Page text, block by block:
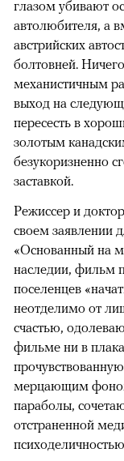
глазом убивают
автолюбителя, а
австрийских
болтовней.
механистичным
выход на
пересесть в
золотым
безукоризненно
заставкой.
Режиссер и
своем заявлении
«Основанный на
наследии, фильм
поселенцев
неотделимо от
счастью,
фильме ни в
мерцающим
параболы,
отстраненной